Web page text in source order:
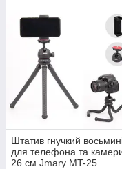
Штатив гнучкий
для телефона та
26 см Jmary MT-25